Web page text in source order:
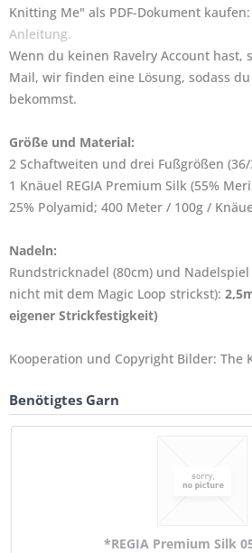
Knitting Me" als PDF-Dokument kaufen:
Anleitung.
Wenn du keinen Ravelry Account hast,
Mail, wir finden eine Lösung, sodass
bekommst.
Größe und Material:
2 Schaftweiten und drei Fußgrößen
1 Knäuel REGIA Premium Silk (55%
25% Polyamid; 400 Meter / 100g /
Nadeln:
Rundstricknadel (80cm) und
nicht mit dem Magic Loop strickst):
eigener Strickfestigkeit)
Kooperation und Copyright Bilder: The
Benötigtes Garn
*REGIA Premium Silk